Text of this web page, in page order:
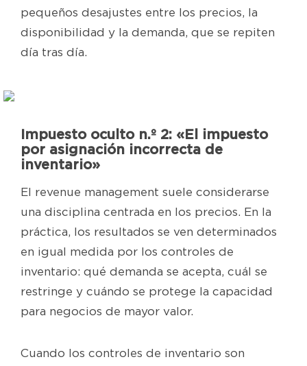
pequeños desajustes entre los precios, la
disponibilidad y la demanda, que se repiten
día tras día.
Impuesto oculto n.º 2: «El impuesto
por asignación incorrecta de
inventario»
El revenue management suele considerarse
una disciplina centrada en los precios. En la
práctica, los resultados se ven determinados
en igual medida por los controles de
inventario: qué demanda se acepta, cuál se
restringe y cuándo se protege la capacidad
para negocios de mayor valor.
Cuando los controles de inventario son